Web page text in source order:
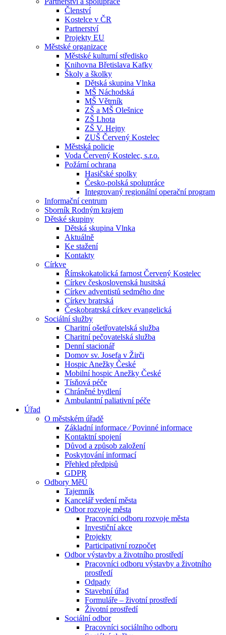
Členství
Kostelce v ČR
Partnerství
Projekty EU
Městské organizace
Městské kulturní středisko
Knihovna Břetislava Kafky
Školy a školky
Dětská skupina Vlnka
MŠ Náchodská
MŠ Větrník
ZŠ a MŠ Olešnice
ZŠ Lhota
ZŠ V. Hejny
ZUŠ Červený Kostelec
Městská policie
Voda Červený Kostelec, s.r.o.
Požární ochrana
Hasičské spolky
Česko-polská spolupráce
Integrovaný regionální operační program
Informační centrum
Sborník Rodným krajem
Dětské skupiny
Dětská skupina Vlnka
Aktuálně
Ke stažení
Kontakty
Církve
Římskokatolická farnost Červený Kostelec
Církev československá husitská
Církev adventistů sedmého dne
Církev bratrská
Českobratrská církev evangelická
Sociální služby
Charitní ošetřovatelská služba
Charitní pečovatelská služba
Denní stacionář
Domov sv. Josefa v Žirči
Hospic Anežky České
Mobilní hospic Anežky České
Tísňová péče
Chráněné bydlení
Ambulantní paliativní péče
Úřad
O městském úřadě
Základní informace ⁄ Povinné informace
Kontaktní spojení
Důvod a způsob založení
Poskytování informací
Přehled předpisů
GDPR
Odbory MěÚ
Tajemník
Kancelář vedení města
Odbor rozvoje města
Pracovníci odboru rozvoje města
Investiční akce
Projekty
Participativní rozpočet
Odbor výstavby a životního prostředí
Pracovníci odboru výstavby a životního
prostředí
Odpady
Stavební úřad
Formuláře – životní prostředí
Životní prostředí
Sociální odbor
Pracovníci sociálního odboru